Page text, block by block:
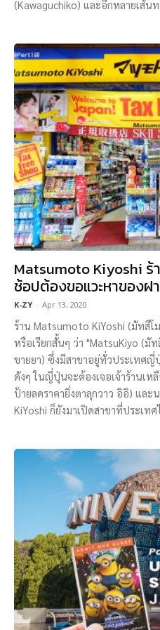
(Kawaguchiko) และอีกหลายเส้นท
Matsumoto Kiyoshi
ช้อปต้องขอแวะหาของฝ
K-ZY - Apr 13, 2020
ร้าน Matsumoto KiYoshi (มัทสึโ
หรือเรียกสั้นๆ ว่า "MatsuKiyo (มั
ขายยา) ซึ่งมีสาขาอยู่ทั่วประเทศญี่
ดังๆ ในญี่ปุ่นจะต้องเจอเจ้าร้านเห
ป้ายลดราคายิ่งตาลุกวาว อิอิ) แล
KiYoshi ก็ยังมาเปิดสาขาที่ประเท